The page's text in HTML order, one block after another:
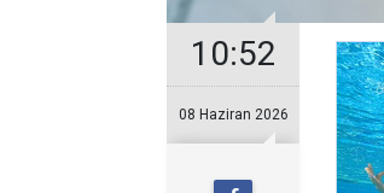
10:52
08 Haziran 2026